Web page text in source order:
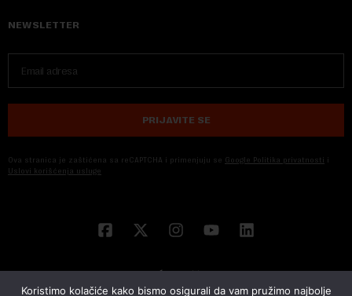
NEWSLETTER
PRIJAVITE SE
Ova stranica je zaštićena sa reCAPTCHA i primenjuju se Google Politika privatnosti i
Uslovi korišćenja usluge
Koristimo kolačiće kako bismo osigurali da vam pružimo najbolje